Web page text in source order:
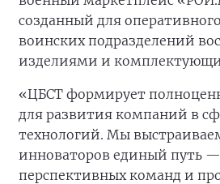
созданный для
воинских подразделений
изделиями и
«ЦБСТ формирует
для развития компаний в
технологий. Мы
инноваторов единый путь —
перспективных команд и